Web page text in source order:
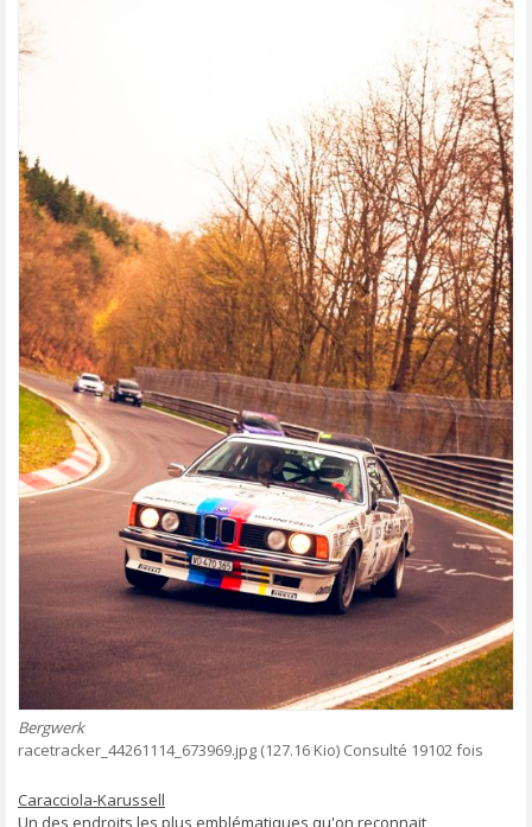
Bergwerk
racetracker_44261114_673969.jpg (127.16 Kio) Consulté 19102 fois
Caracciola-Karussell
Un des endroits les plus emblématiques qu'on reconnait